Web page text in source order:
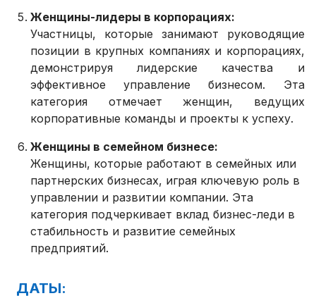
Женщины-лидеры в корпорациях:
Участницы, которые занимают руководящие
позиции в крупных компаниях и корпорациях,
демонстрируя лидерские качества и
эффективное управление бизнесом. Эта
категория отмечает женщин, ведущих
корпоративные команды и проекты к успеху.
Женщины в семейном бизнесе:
Женщины, которые работают в семейных или
партнерских бизнесах, играя ключевую роль в
управлении и развитии компании. Эта
категория подчеркивает вклад бизнес-леди в
стабильность и развитие семейных
предприятий.
ДАТЫ: